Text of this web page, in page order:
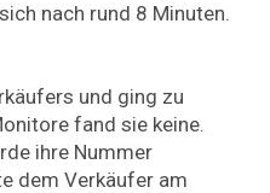
nach rund 8 Minuten.
und ging zu
fand sie keine.
ihre Nummer
dem Verkäufer am